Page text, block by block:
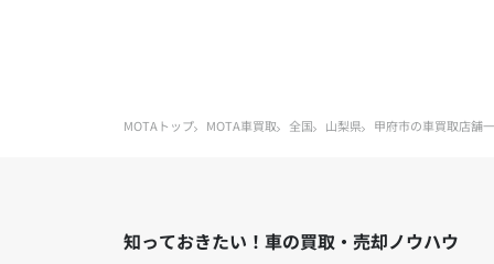
MOTAトップ MOTA車買取 全国 山梨県 甲府市の車買取店舗
知っておきたい！車の買取・売却ノウハウ